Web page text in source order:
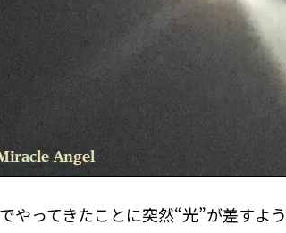
やってきたことに突然“光”が差すよ